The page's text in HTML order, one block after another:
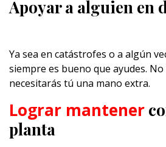
Apoyar a alguien en
Ya sea en catástrofes o a algún
siempre es bueno que ayudes.
necesitarás tú una mano extra.
Lograr mantener
planta